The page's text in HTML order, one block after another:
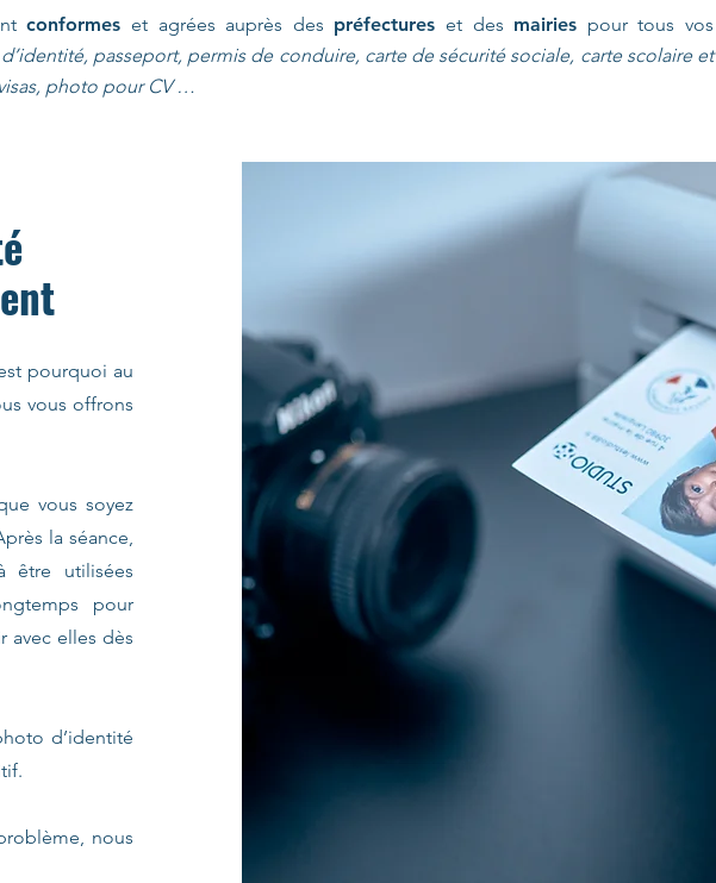
conformes et agrées auprès des préfectures et des mairies pour tous vos
passeport, permis de conduire, carte de sécurité sociale, carte scolaire et
photo pour CV …
pourquoi au
vous offrons
vous soyez
la séance,
être utilisées
pour
avec elles dès
d’identité
nous